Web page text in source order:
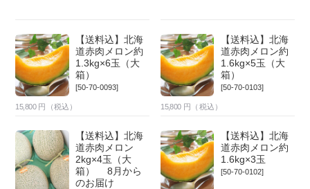
【送料込】北海
道赤肉メロン約
1.3kg×6玉（大
箱）
[50-70-0093]
15,800 円（税込）
【送料込】北海
道赤肉メロン約
1.6kg×5玉（大
箱）
[50-70-0103]
15,800 円（税込）
【送料込】北海
道赤肉メロン
2kg×4玉（大
箱） 8月から
のお届け
【送料込】北海
道赤肉メロン約
1.6kg×3玉
[50-70-0102]